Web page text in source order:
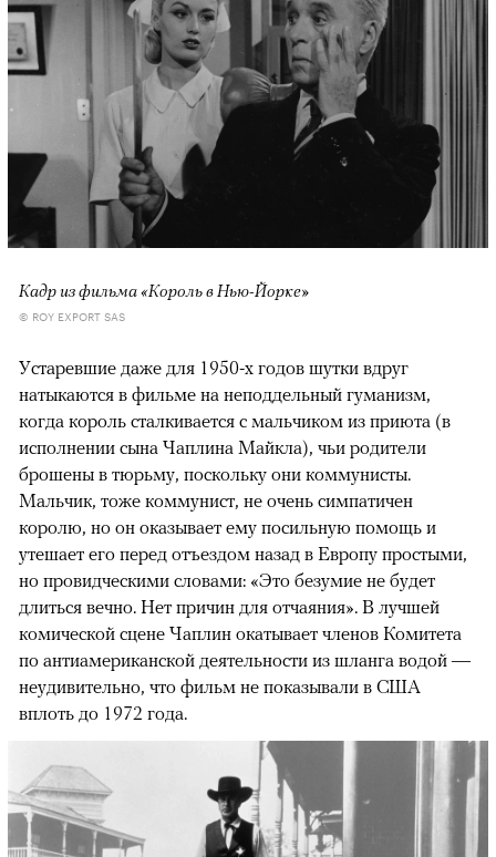
Кадр из фильма «Король в Нью-Йорке»
© ROY EXPORT SAS
Устаревшие даже для 1950-х годов шутки вдруг
натыкаются в фильме на неподдельный гуманизм,
когда король сталкивается с мальчиком из приюта (в
исполнении сына Чаплина Майкла), чьи родители
брошены в тюрьму, поскольку они коммунисты.
Мальчик, тоже коммунист, не очень симпатичен
королю, но он оказывает ему посильную помощь и
утешает его перед отъездом назад в Европу простыми,
но провидческими словами: «Это безумие не будет
длиться вечно. Нет причин для отчаяния». В лучшей
комической сцене Чаплин окатывает членов Комитета
по антиамериканской деятельности из шланга водой —
неудивительно, что фильм не показывали в США
вплоть до 1972 года.